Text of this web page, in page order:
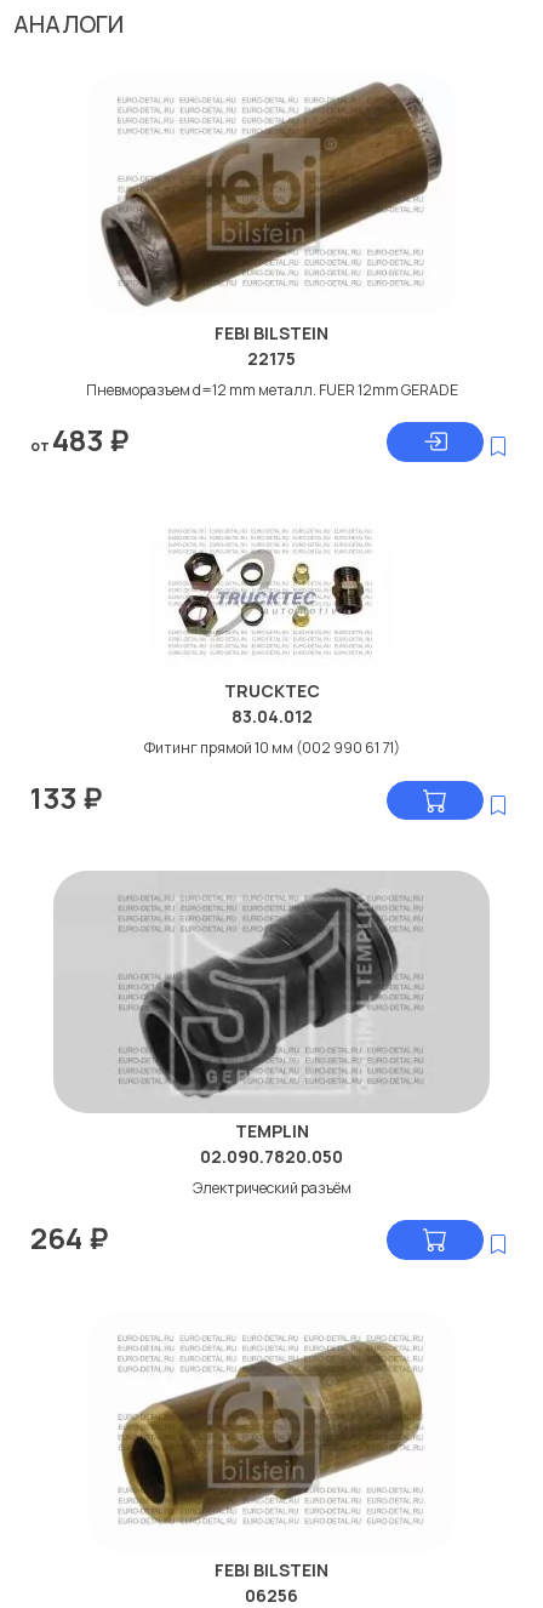
У данной детали есть аналоги с номерами, убедитесь сами.
Мы продаем сертифицированные колодки тормозные
дисковые с гарантией от производителя TRUCKTEC.
Производитель TRUCKTEC
АНАЛОГИ
FEBI BILSTEIN
22175
Пневморазъем d=12 mm металл. FUER 12mm GERADE
от 483 ₽
TRUCKTEC
83.04.012
Фитинг прямой 10 мм (002 990 61 71)
133 ₽
TEMPLIN
02.090.7820.050
Электрический разъём
264 ₽
FEBI BILSTEIN
06256